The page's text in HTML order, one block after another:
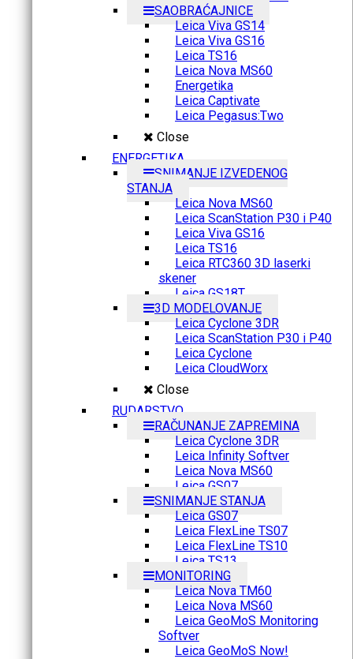
SAOBRAĆAJNICE
Leica Viva GS14
Leica Viva GS16
Leica TS16
Leica Nova MS60
Energetika
Leica Captivate
Leica Pegasus:Two
Close
ENERGETIKA
SNIMANJE IZVEDENOG
STANJA
Leica Nova MS60
Leica ScanStation P30 i P40
Leica Viva GS16
Leica TS16
Leica RTC360 3D laserki
skener
Leica GS18T
3D MODELOVANJE
Leica Cyclone 3DR
Leica ScanStation P30 i P40
Leica Cyclone
Leica CloudWorx
Close
RUDARSTVO
RAČUNANJE ZAPREMINA
Leica Cyclone 3DR
Leica Infinity Softver
Leica Nova MS60
Leica GS07
SNIMANJE STANJA
Leica GS07
Leica FlexLine TS07
Leica FlexLine TS10
Leica TS13
MONITORING
Leica Nova TM60
Leica Nova MS60
Leica GeoMoS Monitoring
Softver
Leica GeoMoS Now!